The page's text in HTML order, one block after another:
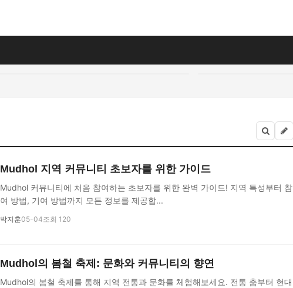
Mudhol 지역 커뮤니티 초보자를 위한 가이드
Mudhol 커뮤니티에 처음 참여하는 초보자를 위한 완벽 가이드! 지역 특성부터 참
여 방법, 기여 방법까지 모든 정보를 제공합...
박지훈05-04조회 120
Mudhol의 봄철 축제: 문화와 커뮤니티의 향연
Mudhol의 봄철 축제를 통해 지역 전통과 문화를 체험해보세요. 전통 춤부터 현대